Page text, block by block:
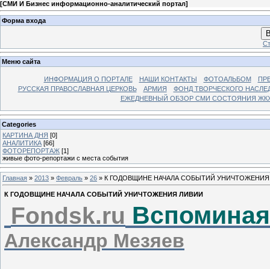
[СМИ И Бизнес информационно-аналитический портал]
Форма входа
Меню сайта
ИНФОРМАЦИЯ О ПОРТАЛЕ НАШИ КОНТАКТЫ ФОТОАЛЬБОМ
РУССКАЯ ПРАВОСЛАВНАЯ ЦЕРКОВЬ
АРМИЯ
ФОНД ТВОРЧЕСКОГО
ЕЖЕДНЕВНЫЙ ОБЗОР СМИ СОСТОЯНИЯ
Categories
КАРТИНА ДНЯ [0]
АНАЛИТИКА [66]
ФОТОРЕПОРТАЖ [1]
живые фото-репортажи с места события
Главная » 2013 » Февраль » 26 » К ГОДОВЩИНЕ НАЧАЛА СОБЫТИЙ
К ГОДОВЩИНЕ НАЧАЛА СОБЫТИЙ УНИЧТОЖЕНИЯ ЛИВИИ
Fondsk.ru
Александр Мезяев